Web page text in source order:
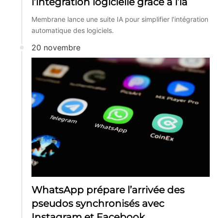
Membrane lance une suite IA pour simplifier l'intégration
automatique des logiciels.
20 novembre
WhatsApp prépare l’arrivée des
pseudos synchronisés avec